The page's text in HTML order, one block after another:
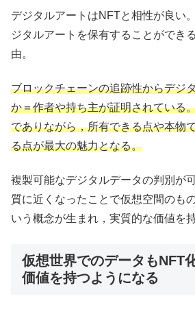
デジタルアートはNFTと相性が良い
ジタルアートを保有することができ
由。
ブロックチェーンの追跡性からデジ
か＝作者や持ち主が証明されている
でありながら，所有できる点や本物
る点が最大の魅力となる。
複製可能なデジタルデータの判別が
質に近くなったことで仮想空間のも
いう概念が生まれ，実質的な価値を
仮想世界でのデータもNFT
価値を持つようになる